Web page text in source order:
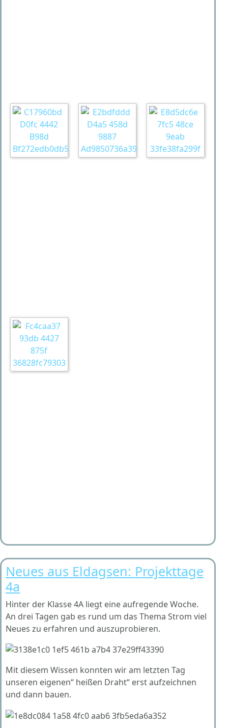
Neues aus Eldagsen: Projekttage
4a
Hinter der Klasse 4A liegt eine aufregende Woche.
An drei Tagen gab es rund um das Thema Strom viel
Neues zu erfahren und auszuprobieren.
Mit diesem Wissen konnten wir am letzten Tag
unseren eigenen“ heißen Draht“ erst aufzeichnen
und dann bauen.